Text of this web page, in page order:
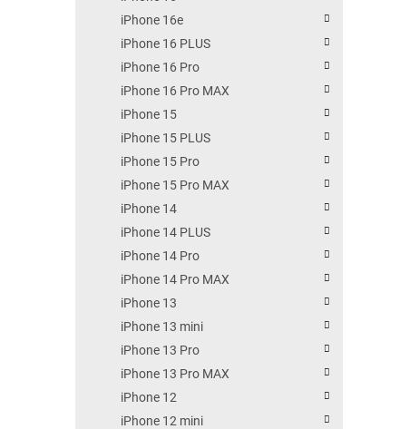
iPhone 16e
iPhone 16 PLUS
iPhone 16 Pro
iPhone 16 Pro MAX
iPhone 15
iPhone 15 PLUS
iPhone 15 Pro
iPhone 15 Pro MAX
iPhone 14
iPhone 14 PLUS
iPhone 14 Pro
iPhone 14 Pro MAX
iPhone 13
iPhone 13 mini
iPhone 13 Pro
iPhone 13 Pro MAX
iPhone 12
iPhone 12 mini